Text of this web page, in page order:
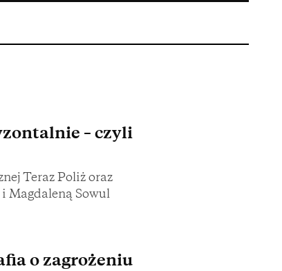
– czyli
Teraz Poliż oraz
Magdaleną Sowul
o zagrożeniu